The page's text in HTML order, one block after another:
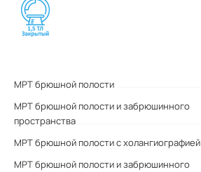
МРТ брюшной полости
МРТ брюшной полости и забрюшинного
пространства
МРТ брюшной полости с холангиографией
МРТ брюшной полости и забрюшинного